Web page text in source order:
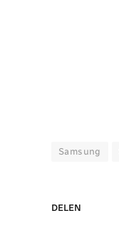
Samsung
DELEN